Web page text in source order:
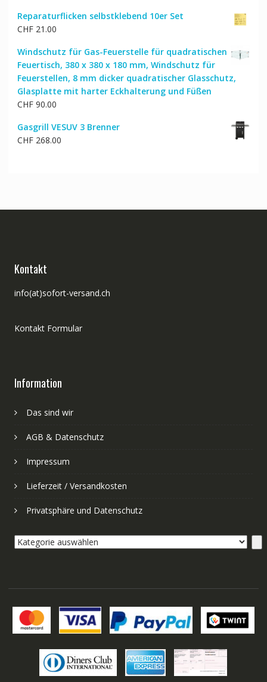
Reparaturflicken selbstklebend 10er Set
CHF21.00
Windschutz für Gas-Feuerstelle für quadratischen
Feuertisch, 380 x 380 x 180 mm, Windschutz für
Feuerstellen, 8 mm dicker quadratischer Glasschutz,
Glasplatte mit harter Eckhalterung und Füßen
CHF90.00
Gasgrill VESUV 3 Brenner
CHF268.00
Kontakt
info(at)sofort-versand.ch
Kontakt Formular
Information
Das sind wir
AGB & Datenschutz
Impressum
Lieferzeit / Versandkosten
Privatsphäre und Datenschutz
Kategorie